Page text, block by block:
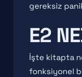
gereksiz
E2
İşte kitapta
fonksiyonel